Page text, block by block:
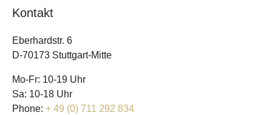
Kontakt
Eberhardstr. 6
D-70173 Stuttgart-Mitte
Mo-Fr: 10-19 Uhr
Sa: 10-18 Uhr
Phone: + 49 (0) 711 292 834